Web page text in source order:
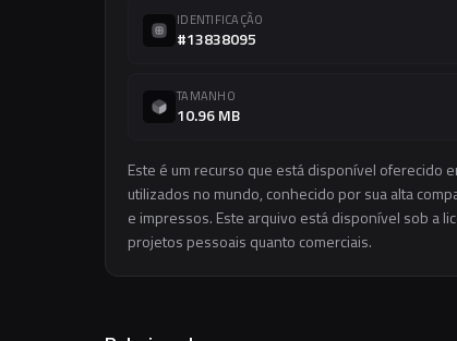
IDENTIFICAÇÃO
#13838095
TAMANHO
10.96 MB
Este é um recurso que está disponível oferecido
utilizados no mundo, conhecido por sua alta
e impressos. Este arquivo está disponível sob a
projetos pessoais quanto comerciais.